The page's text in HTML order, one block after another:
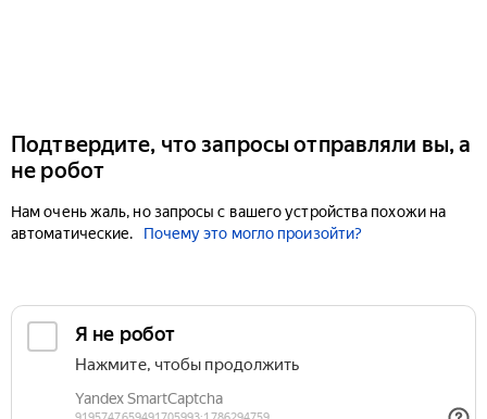
Подтвердите, что запросы отправляли вы, а
не робот
Нам очень жаль, но запросы с вашего устройства похожи на
автоматические.
Почему это могло произойти?